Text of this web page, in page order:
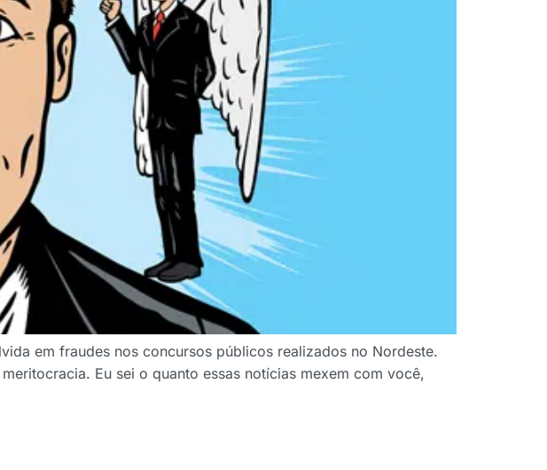
em fraudes nos concursos públicos realizados no Nordeste.
Eu sei o quanto essas notícias mexem com você,